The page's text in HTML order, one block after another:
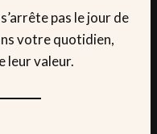
pas le jour de
votre quotidien,
leur valeur.